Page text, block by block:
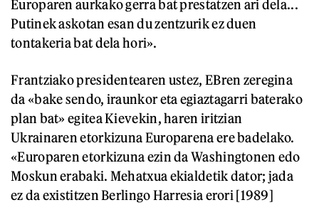
Europaren aurkako gerra bat prestatzen ari dela...
Putinek askotan esan du zentzurik ez duen
tontakeria bat dela hori».
Frantziako presidentearen ustez, EBren zeregina
da «bake sendo, iraunkor eta egiaztagarri baterako
plan bat» egitea Kievekin, haren iritzian
Ukrainaren etorkizuna Europarena ere badelako.
«Europaren etorkizuna ezin da Washingtonen edo
Moskun erabaki. Mehatxua ekialdetik dator; jada
ez da existitzen Berlingo Harresia erori [1989]